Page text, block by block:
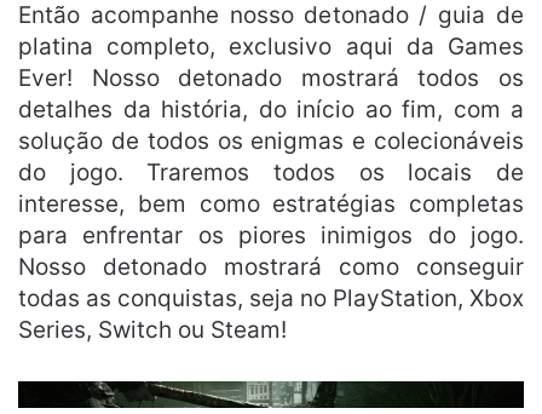
Então acompanhe nosso detonado / guia de
platina completo, exclusivo aqui da Games
Ever! Nosso detonado mostrará todos os
detalhes da história, do início ao fim, com a
solução de todos os enigmas e colecionáveis
do jogo. Traremos todos os locais de
interesse, bem como estratégias completas
para enfrentar os piores inimigos do jogo.
Nosso detonado mostrará como conseguir
todas as conquistas, seja no PlayStation, Xbox
Series, Switch ou Steam!